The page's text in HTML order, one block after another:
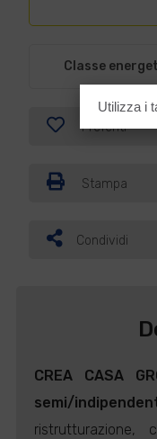
Classe
Preferiti
Stampa
Condividi
CREA CASA
semi/
ristrutturazione,
Utilizza i